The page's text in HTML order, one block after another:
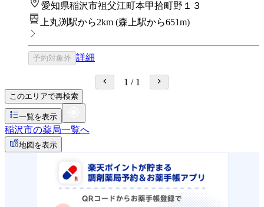
愛知県稲沢市祖父江町本甲拾町野１３
上丸渕駅から2km (森上駅から651m)
予約対象外 詳細
1 / 1
このエリアで再検索
一覧を表示
稲沢市の薬局一覧へ
地図を表示